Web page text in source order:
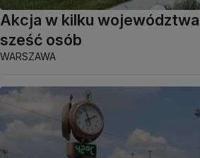
Akcja w kilku
sześć osób
WARSZAWA